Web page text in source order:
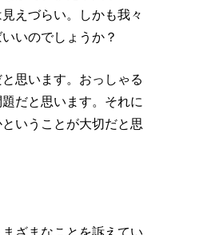
えづらい。しかも我々
いのでしょうか？
思います。おっしゃる
だと思います。それに
いうことが大切だと思
ざまなことを訴えてい